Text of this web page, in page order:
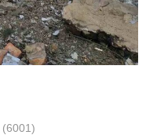
(6001)